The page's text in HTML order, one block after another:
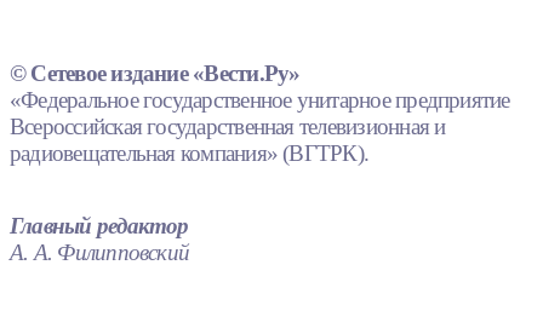
© Сетевое издание «Вести.Ру»
«Федеральное государственное унитарное предприятие
Всероссийская государственная телевизионная и
радиовещательная компания» (ВГТРК).
Главный редактор
А. А. Филипповский